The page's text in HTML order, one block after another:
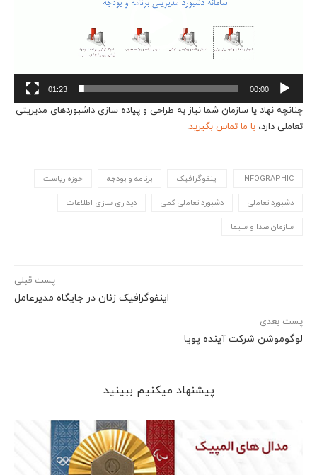
00:00
01:23
چنانچه نهاد یا سازمان شما نیاز به طراحی و پیاده سازی داشبوردهای مدیریتی
تعاملی دارد، با ما تماس بگیرید.
INFOGRAPHIC اینفوگرافیک برنامه و بودجه حوزه ریاست
دشبورد تعاملی دشبورد تعاملی کمی دیداری سازی اطلاعات
سازمان صدا و سیما
پست قبلی
اینفوگرافیک زنان در جایگاه مدیرعامل
پست بعدی
لوگوموشن شرکت آینده پویا
پیشنهاد می‎کنیم ببینید